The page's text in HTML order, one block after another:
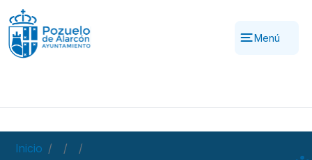
Pasar al contenido principal
Menú
Inicio
06